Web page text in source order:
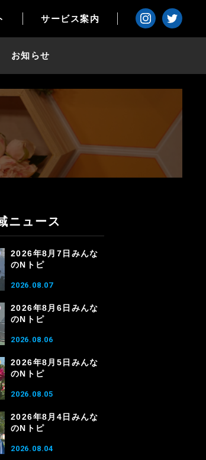
サービス案内
お知らせ
ニュース
2026年8月7日みんな
のNトピ
2026.08.07
2026年8月6日みんな
のNトピ
2026.08.06
2026年8月5日みんな
のNトピ
2026.08.05
2026年8月4日みんな
のNトピ
2026.08.04